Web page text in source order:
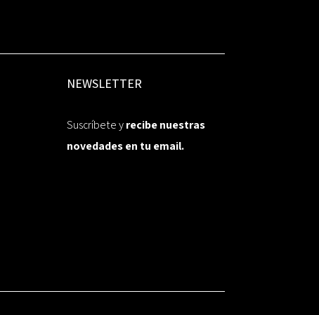
NEWSLETTER
Suscríbete yrecibe nuestras
novedades en tu email.